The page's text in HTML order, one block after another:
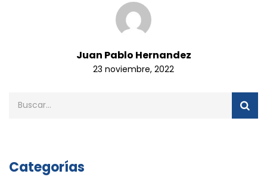
Juan Pablo Hernandez
23 noviembre, 2022
Categorías